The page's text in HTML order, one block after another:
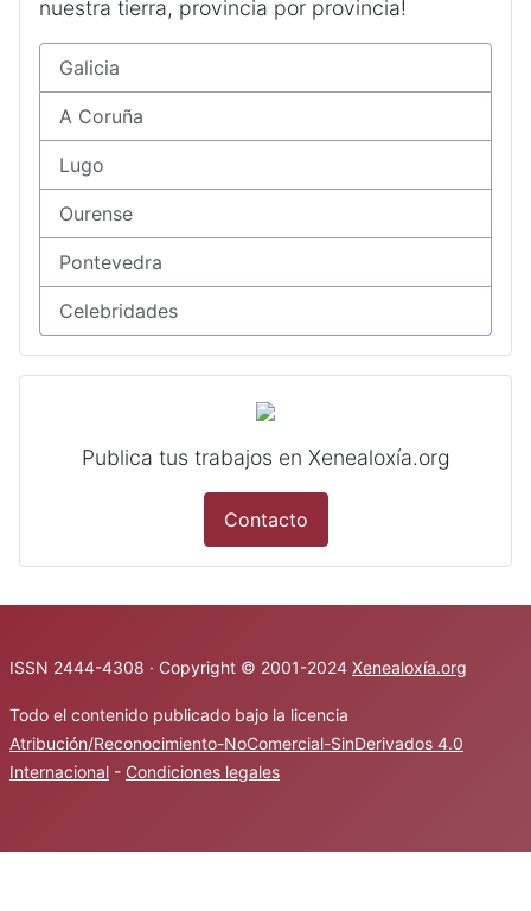
nuestra tierra, provincia por provincia!
Galicia
A Coruña
Lugo
Ourense
Pontevedra
Celebridades
Publica tus trabajos en Xenealoxía.org
Contacto
ISSN 2444-4308 · Copyright © 2001-2024 Xenealoxía.org
Todo el contenido publicado bajo la licencia
Atribución/Reconocimiento-NoComercial-SinDerivados 4.0
Internacional - Condiciones legales